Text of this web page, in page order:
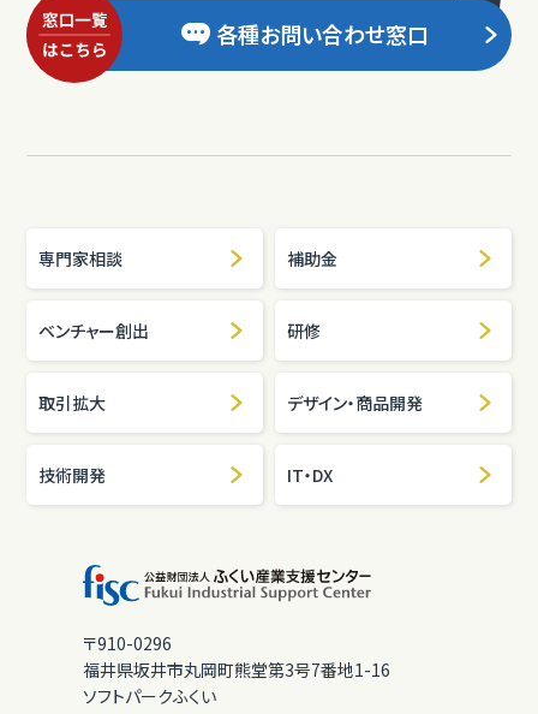
各種お問い合わせ窓口
専門家相談 補助金
ベンチャー創出 研修
取引拡大 デザイン・商品開発
技術開発 IT・DX
〒910-0296
福井県坂井市丸岡町熊堂第3号7番地1-16
ソフトパークふくい